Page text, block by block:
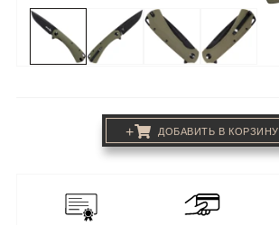
+ ДОБАВИТЬ В КОРЗИНУ